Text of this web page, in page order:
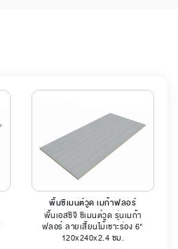
พื้นซีเมนต์วูด เมก้าฟลอร์
พื้นเอสซีจี ซีเมนต์วูด รุ่นเมก้า
ฟลอร์ ลายเสี้ยนไม้เซาะร่อง 6"
120x240x2.4 ซม.